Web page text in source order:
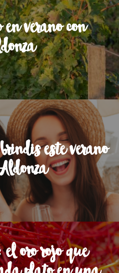
verano con
este verano
oro rojo que